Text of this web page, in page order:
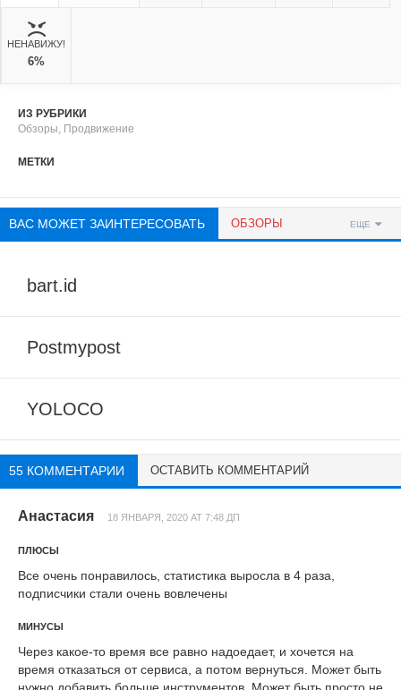
НЕНАВИЖУ!
6%
ИЗ РУБРИКИ
Обзоры, Продвижение
МЕТКИ
ВАС МОЖЕТ ЗАИНТЕРЕСОВАТЬ ОБЗОРЫ ЕЩЕ
bart.id
Postmypost
YOLOCO
55 КОММЕНТАРИИ ОСТАВИТЬ КОММЕНТАРИЙ
Анастасия 18 ЯНВАРЯ, 2020 AT 7:48 ДП
ПЛЮСЫ
Все очень понравилось, статистика выросла в 4 раза,
подписчики стали очень вовлечены
МИНУСЫ
Через какое-то время все равно надоедает, и хочется на
время отказаться от сервиса, а потом вернуться. Может быть